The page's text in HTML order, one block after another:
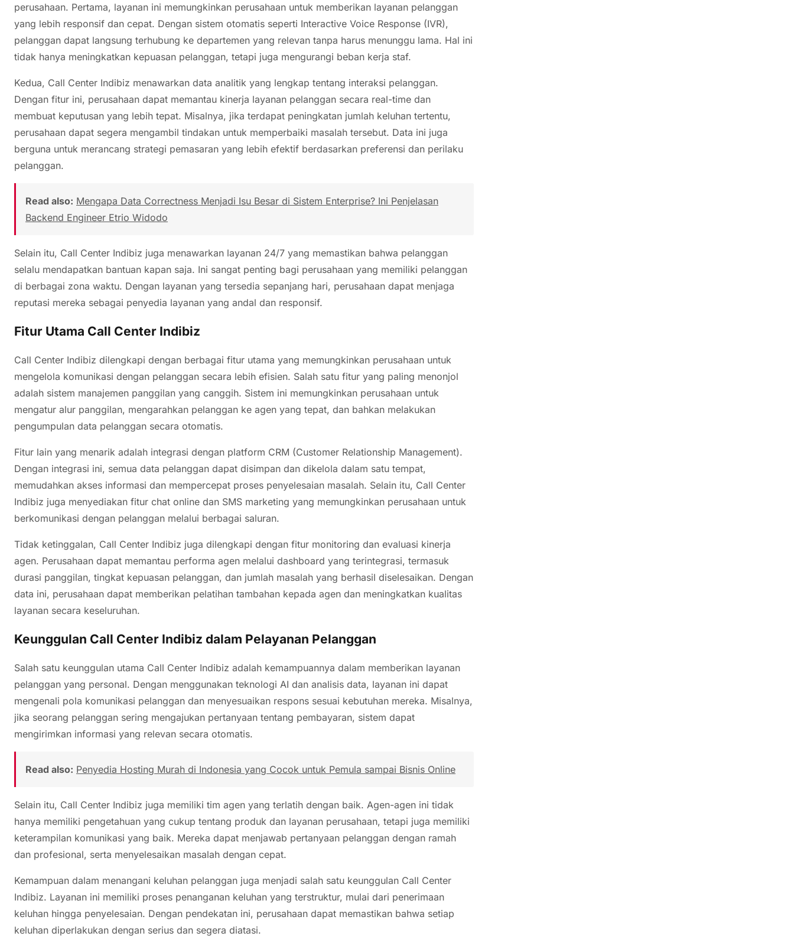
perusahaan. Pertama, layanan ini memungkinkan perusahaan untuk memberikan layanan pelanggan
yang lebih responsif dan cepat. Dengan sistem otomatis seperti Interactive Voice Response (IVR),
pelanggan dapat langsung terhubung ke departemen yang relevan tanpa harus menunggu lama. Hal ini
tidak hanya meningkatkan kepuasan pelanggan, tetapi juga mengurangi beban kerja staf.
Kedua, Call Center Indibiz menawarkan data analitik yang lengkap tentang interaksi pelanggan.
Dengan fitur ini, perusahaan dapat memantau kinerja layanan pelanggan secara real-time dan
membuat keputusan yang lebih tepat. Misalnya, jika terdapat peningkatan jumlah keluhan tertentu,
perusahaan dapat segera mengambil tindakan untuk memperbaiki masalah tersebut. Data ini juga
berguna untuk merancang strategi pemasaran yang lebih efektif berdasarkan preferensi dan perilaku
pelanggan.
Read also: Mengapa Data Correctness Menjadi Isu Besar di Sistem Enterprise? Ini Penjelasan
Backend Engineer Etrio Widodo
Selain itu, Call Center Indibiz juga menawarkan layanan 24/7 yang memastikan bahwa pelanggan
selalu mendapatkan bantuan kapan saja. Ini sangat penting bagi perusahaan yang memiliki pelanggan
di berbagai zona waktu. Dengan layanan yang tersedia sepanjang hari, perusahaan dapat menjaga
reputasi mereka sebagai penyedia layanan yang andal dan responsif.
Fitur Utama Call Center Indibiz
Call Center Indibiz dilengkapi dengan berbagai fitur utama yang memungkinkan perusahaan untuk
mengelola komunikasi dengan pelanggan secara lebih efisien. Salah satu fitur yang paling menonjol
adalah sistem manajemen panggilan yang canggih. Sistem ini memungkinkan perusahaan untuk
mengatur alur panggilan, mengarahkan pelanggan ke agen yang tepat, dan bahkan melakukan
pengumpulan data pelanggan secara otomatis.
Fitur lain yang menarik adalah integrasi dengan platform CRM (Customer Relationship Management).
Dengan integrasi ini, semua data pelanggan dapat disimpan dan dikelola dalam satu tempat,
memudahkan akses informasi dan mempercepat proses penyelesaian masalah. Selain itu, Call Center
Indibiz juga menyediakan fitur chat online dan SMS marketing yang memungkinkan perusahaan untuk
berkomunikasi dengan pelanggan melalui berbagai saluran.
Tidak ketinggalan, Call Center Indibiz juga dilengkapi dengan fitur monitoring dan evaluasi kinerja
agen. Perusahaan dapat memantau performa agen melalui dashboard yang terintegrasi, termasuk
durasi panggilan, tingkat kepuasan pelanggan, dan jumlah masalah yang berhasil diselesaikan. Dengan
data ini, perusahaan dapat memberikan pelatihan tambahan kepada agen dan meningkatkan kualitas
layanan secara keseluruhan.
Keunggulan Call Center Indibiz dalam Pelayanan Pelanggan
Salah satu keunggulan utama Call Center Indibiz adalah kemampuannya dalam memberikan layanan
pelanggan yang personal. Dengan menggunakan teknologi AI dan analisis data, layanan ini dapat
mengenali pola komunikasi pelanggan dan menyesuaikan respons sesuai kebutuhan mereka. Misalnya,
jika seorang pelanggan sering mengajukan pertanyaan tentang pembayaran, sistem dapat
mengirimkan informasi yang relevan secara otomatis.
Read also: Penyedia Hosting Murah di Indonesia yang Cocok untuk Pemula sampai Bisnis Online
Selain itu, Call Center Indibiz juga memiliki tim agen yang terlatih dengan baik. Agen-agen ini tidak
hanya memiliki pengetahuan yang cukup tentang produk dan layanan perusahaan, tetapi juga memiliki
keterampilan komunikasi yang baik. Mereka dapat menjawab pertanyaan pelanggan dengan ramah
dan profesional, serta menyelesaikan masalah dengan cepat.
Kemampuan dalam menangani keluhan pelanggan juga menjadi salah satu keunggulan Call Center
Indibiz. Layanan ini memiliki proses penanganan keluhan yang terstruktur, mulai dari penerimaan
keluhan hingga penyelesaian. Dengan pendekatan ini, perusahaan dapat memastikan bahwa setiap
keluhan diperlakukan dengan serius dan segera diatasi.